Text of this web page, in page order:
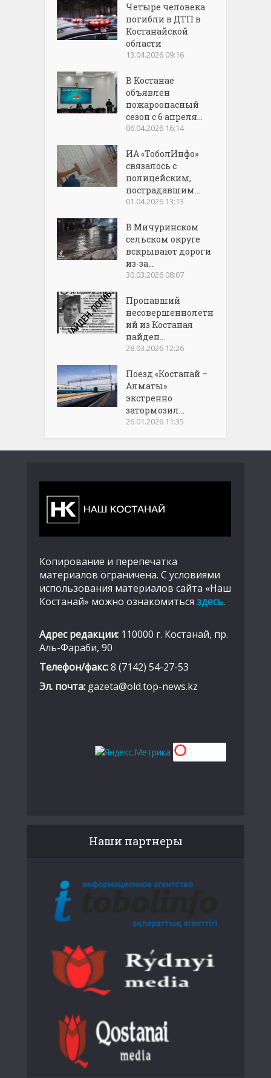
Четыре человека
погибли в ДТП в
Костанайской
области
13.04.2026 09:16
В Костанае
объявлен
пожароопасный
сезон с 6 апреля...
06.04.2026 16:14
ИА «ТоболИнфо»
связалось с
полицейским,
пострадавшим...
01.04.2026 13:13
В Мичуринском
сельском округе
вскрывают дороги
из-за...
30.03.2026 08:07
Пропавший
несовершеннолетн
ий из Костаная
найден...
28.03.2026 12:26
Поезд «Костанай –
Алматы»
экстренно
затормозил...
26.01.2026 11:35
Копирование и перепечатка
материалов ограничена. С условиями
использования материалов сайта «Наш
Костанай» можно ознакомиться здесь.
Адрес редакции: 110000 г. Костанай, пр.
Аль-Фараби, 90
Телефон/факс:8 (7142) 54-27-53
Эл. почта: gazeta@old.top-news.kz
Наши партнеры